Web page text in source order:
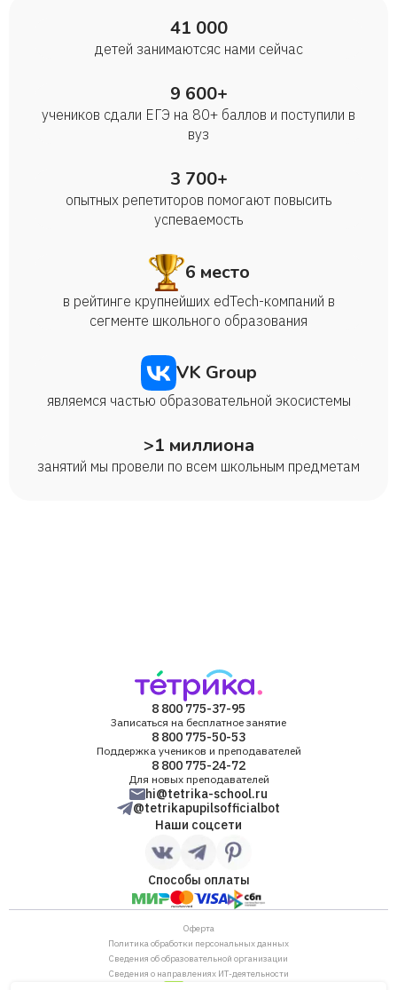
41 000
детей занимаются с нами сейчас
9 600+
учеников сдали ЕГЭ на 80+ баллов и поступили в
вуз
3 700+
опытных репетиторов помогают повысить
успеваемость
6 место
в рейтинге крупнейших edTech-компаний в
сегменте школьного образования
VK Group
являемся частью образовательной экосистемы
>1 миллиона
занятий мы провели по всем школьным предметам
8 800 775-37-95
Записаться на бесплатное занятие
8 800 775-50-53
Поддержка учеников и преподавателей
8 800 775-24-72
Для новых преподавателей
hi@tetrika-school.ru
@tetrikapupilsofficialbot
Наши соцсети
Способы оплаты
Оферта
Политика обработки персональных данных
Сведения об образовательной организации
Сведения о направлениях ИТ-деятельности